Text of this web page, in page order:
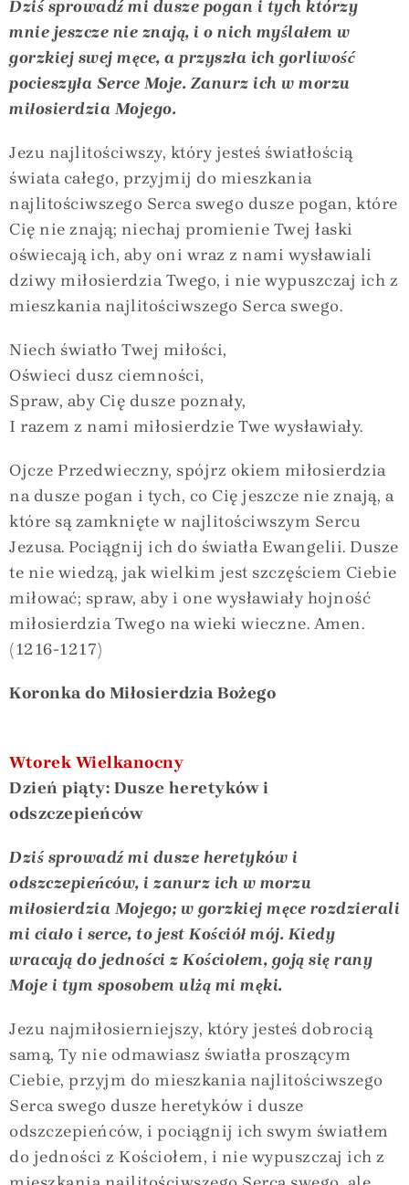
Dziś sprowadź mi dusze pogan i tych którzy
mnie jeszcze nie znają, i o nich myślałem w
gorzkiej swej męce, a przyszła ich gorliwość
pocieszyła Serce Moje. Zanurz ich w morzu
miłosierdzia Mojego.
Jezu najlitościwszy, który jesteś światłością
świata całego, przyjmij do mieszkania
najlitościwszego Serca swego dusze pogan, które
Cię nie znają; niechaj promienie Twej łaski
oświecają ich, aby oni wraz z nami wysławiali
dziwy miłosierdzia Twego, i nie wypuszczaj ich z
mieszkania najlitościwszego Serca swego.
Niech światło Twej miłości,
Oświeci dusz ciemności,
Spraw, aby Cię dusze poznały,
I razem z nami miłosierdzie Twe wysławiały.
Ojcze Przedwieczny, spójrz okiem miłosierdzia
na dusze pogan i tych, co Cię jeszcze nie znają, a
które są zamknięte w najlitościwszym Sercu
Jezusa. Pociągnij ich do światła Ewangelii. Dusze
te nie wiedzą, jak wielkim jest szczęściem Ciebie
miłować; spraw, aby i one wysławiały hojność
miłosierdzia Twego na wieki wieczne. Amen.
(1216-1217)
Koronka do Miłosierdzia Bożego
Wtorek Wielkanocny
Dzień piąty: Dusze heretyków i
odszczepieńców
Dziś sprowadź mi dusze heretyków i
odszczepieńców, i zanurz ich w morzu
miłosierdzia Mojego; w gorzkiej męce rozdzierali
mi ciało i serce, to jest Kościół mój. Kiedy
wracają do jedności z Kościołem, goją się rany
Moje i tym sposobem ulżą mi męki.
Jezu najmiłosierniejszy, który jesteś dobrocią
samą, Ty nie odmawiasz światła proszącym
Ciebie, przyjm do mieszkania najlitościwszego
Serca swego dusze heretyków i dusze
odszczepieńców, i pociągnij ich swym światłem
do jedności z Kościołem, i nie wypuszczaj ich z